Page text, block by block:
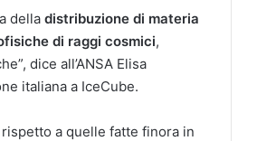
della distribuzione di materia
di raggi cosmici,
dice all’ANSA Elisa
italiana a IceCube.
a quelle fatte finora in